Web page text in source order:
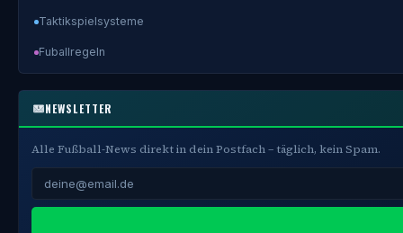
Taktikspielsysteme
Fuballregeln
NEWSLETTER
Alle Fußball-News direkt in dein Postfach – täglich, kein Spam.